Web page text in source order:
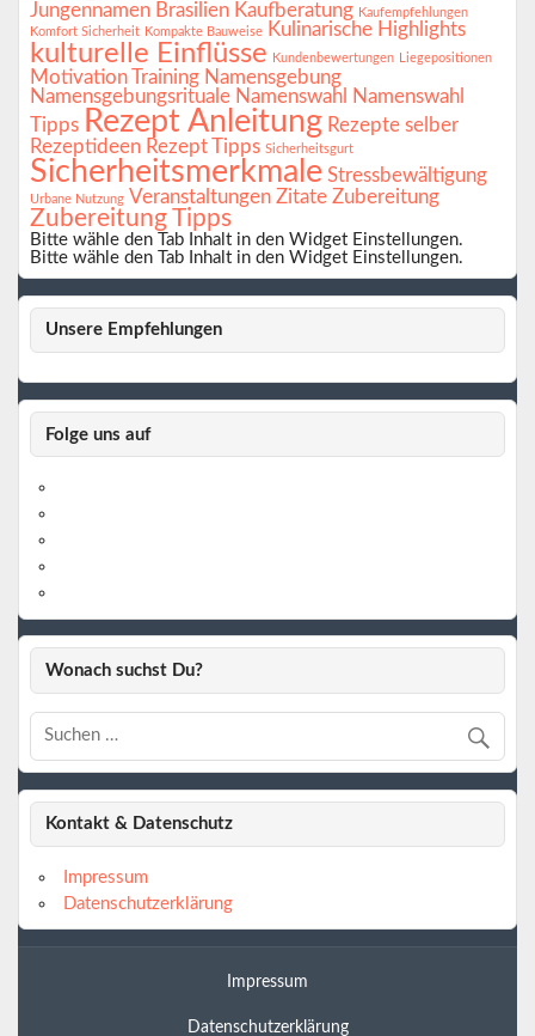
Jungennamen Brasilien Kaufberatung Kaufempfehlungen
Komfort Sicherheit Kompakte Bauweise Kulinarische Highlights
kulturelle Einflüsse Kundenbewertungen Liegepositionen
Motivation Training Namensgebung
Namensgebungsrituale Namenswahl
Namenswahl
Tipps Rezept Anleitung Rezepte selber
Rezeptideen Rezept Tipps Sicherheitsgurt
Sicherheitsmerkmale Stressbewältigung
Urbane Nutzung Veranstaltungen Zitate Zubereitung
Zubereitung Tipps
Bitte wähle den Tab Inhalt in den Widget Einstellungen.
Bitte wähle den Tab Inhalt in den Widget Einstellungen.
Unsere Empfehlungen
Folge uns auf
Wonach suchst Du?
Kontakt & Datenschutz
Impressum
Datenschutzerklärung
Impressum
Datenschutzerklärung